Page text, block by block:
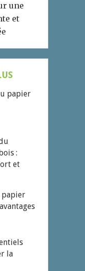
une
et
papier
:
et
papier
la